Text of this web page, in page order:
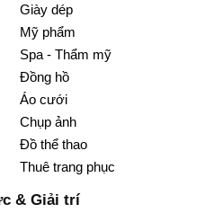
Giày dép
Mỹ phẩm
Spa - Thẩm mỹ
Đồng hồ
Áo cưới
Chụp ảnh
Đồ thể thao
Thuê trang phục
& Giải trí